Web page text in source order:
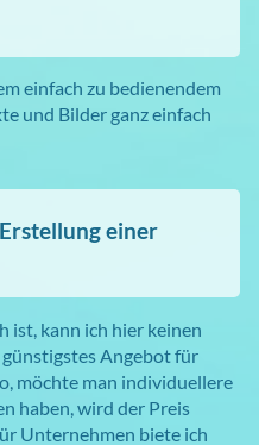
einfach zu bedienendem
und Bilder ganz einfach
einer
ist, kann ich hier keinen
Angebot für
möchte man individuellere
haben, wird der Preis
Unternehmen biete ich